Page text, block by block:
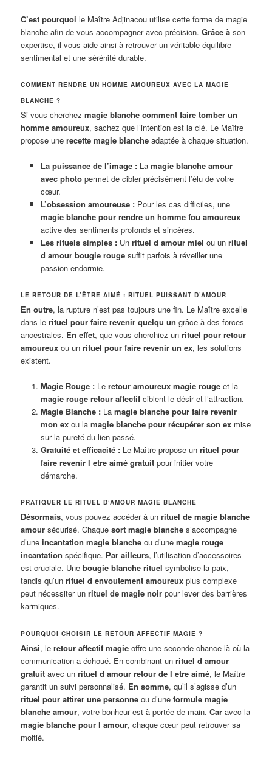
C’est pourquoi le Maître Adjinacou utilise cette forme de magie
blanche afin de vous accompagner avec précision.Grâce à son
expertise, il vous aide ainsi à retrouver un véritable équilibre
sentimental et une sérénité durable.
COMMENT RENDRE UN HOMME AMOUREUX AVEC LA MAGIE
BLANCHE ?
Si vous cherchezmagie blanche comment faire tomber un
homme amoureux, sachez que l’intention est la clé. Le Maître
propose unerecette magie blanche adaptée à chaque situation.
La puissance de l’image :La magie blanche amour
avec photopermet de cibler précisément l’élu de votre
cœur.
L’obsession amoureuse :Pour les cas difficiles, une
magie blanche pour rendre un homme fou amoureux
active des sentiments profonds et sincères.
Les rituels simples :Un rituel d amour miel ou un rituel
d amour bougie rougesuffit parfois à réveiller une
passion endormie.
LE RETOUR DE L’ÊTRE AIMÉ : RITUEL PUISSANT D’AMOUR
En outre, la rupture n’est pas toujours une fin. Le Maître excelle
dans lerituel pour faire revenir quelqu un grâce à des forces
ancestrales. En effet, que vous cherchiez unrituel pour retour
amoureux ou unrituel pour faire revenir un ex, les solutions
existent.
Magie Rouge :Le retour amoureux magie rougeet la
magie rouge retour affectifciblent le désir et l’attraction.
Magie Blanche :La magie blanche pour faire revenir
mon exou la magie blanche pour récupérer son exmise
sur la pureté du lien passé.
Gratuité et efficacité :Le Maître propose un rituel pour
faire revenir l etre aimé gratuitpour initier votre
démarche.
PRATIQUER LE RITUEL D’AMOUR MAGIE BLANCHE
Désormais, vous pouvez accéder à unrituel de magie blanche
amour sécurisé. Chaquesort magie blanche s’accompagne
d’uneincantation magie blanche ou d’unemagie rouge
incantation spécifique. Par ailleurs, l’utilisation d’accessoires
est cruciale. Unebougie blanche rituel symbolise la paix,
tandis qu’unrituel d envoutement amoureux plus complexe
peut nécessiter unrituel de magie noir pour lever des barrières
karmiques.
POURQUOI CHOISIR LE RETOUR AFFECTIF MAGIE ?
Ainsi, leretour affectif magie offre une seconde chance là où la
communication a échoué. En combinant unrituel d amour
gratuit avec unrituel d amour retour de l etre aimé, le Maître
garantit un suivi personnalisé. En somme, qu’il s’agisse d’un
rituel pour attirer une personne ou d’uneformule magie
blanche amour, votre bonheur est à portée de main.Car avec la
magie blanche pour l amour, chaque cœur peut retrouver sa
moitié.